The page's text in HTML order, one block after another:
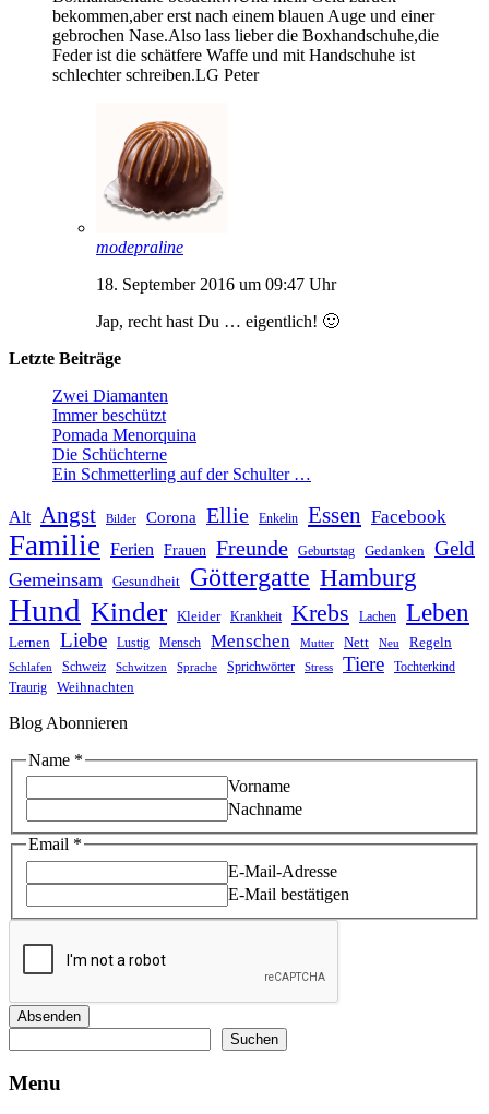
bekommen,aber erst nach einem blauen Auge und einer
gebrochen Nase.Also lass lieber die Boxhandschuhe,die
Feder ist die schätfere Waffe und mit Handschuhe ist
schlechter schreiben.LG Peter
modepraline
18. September 2016 um 09:47 Uhr
Jap, recht hast Du … eigentlich! 🙂
Letzte Beiträge
Zwei Diamanten
Immer beschützt
Pomada Menorquina
Die Schüchterne
Ein Schmetterling auf der Schulter …
Alt Angst Bilder Corona Ellie Enkelin Essen Facebook
Familie Ferien Frauen Freunde Geburtstag Gedanken Geld
Gemeinsam Gesundheit Göttergatte Hamburg
Hund Kinder Kleider Krankheit Krebs Lachen Leben
Lernen Liebe Lustig Mensch Menschen Mutter Nett Neu Regeln
Schlafen Schweiz Schwitzen Sprache Sprichwörter Stress Tiere Tochterkind
Traurig Weihnachten
Blog Abonnieren
Name
Email
Name *
Vorname
Nachname
Email *
E-Mail-Adresse
E-Mail bestätigen
Absenden
Suchen
Menu